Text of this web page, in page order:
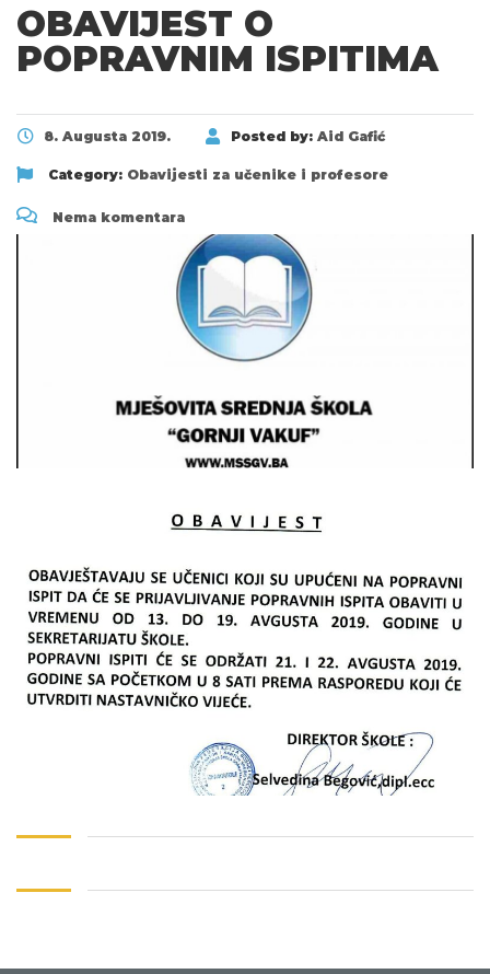
OBAVIJEST O
POPRAVNIM ISPITIMA
8. Augusta 2019. Posted by: Aid Gafić
Category: Obavijesti za učenike i profesore
Nema komentara